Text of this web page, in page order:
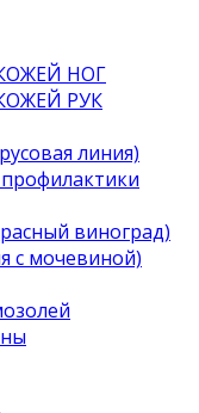
НОГ
РУК
линия)
виноград)
с мочевиной)